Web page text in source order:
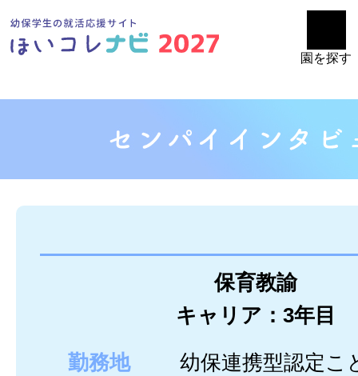
園を探す
保育教諭
キャリア：3年目
勤務地
幼保連携型認定